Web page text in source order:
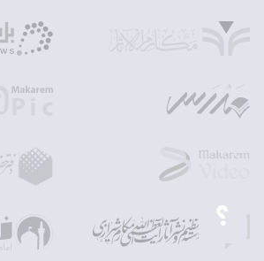
؟
(19). الكافي، كلينى، محمد بن يعقوب بن
(20). إختيار معرفة الرجال‏، همان، ص 530.